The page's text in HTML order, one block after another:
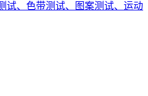
试、色带测试、图案测试、运动